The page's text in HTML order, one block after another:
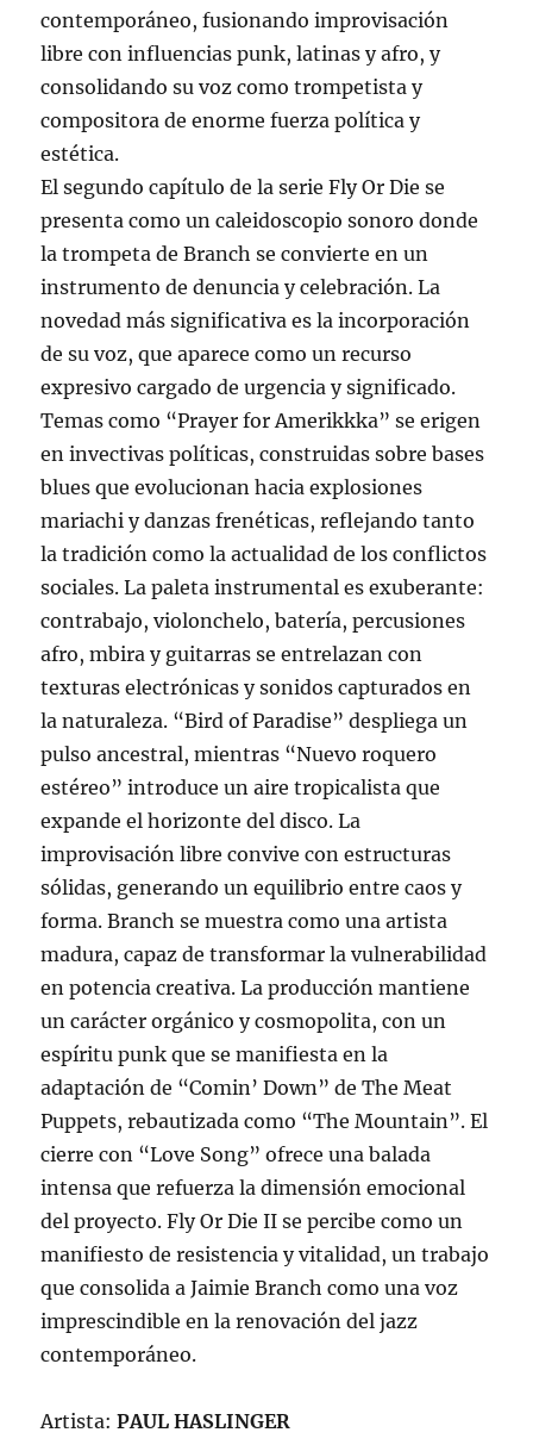
contemporáneo, fusionando improvisación
libre con influencias punk, latinas y afro, y
consolidando su voz como trompetista y
compositora de enorme fuerza política y
estética.
El segundo capítulo de la serie Fly Or Die se
presenta como un caleidoscopio sonoro donde
la trompeta de Branch se convierte en un
instrumento de denuncia y celebración. La
novedad más significativa es la incorporación
de su voz, que aparece como un recurso
expresivo cargado de urgencia y significado.
Temas como “Prayer for Amerikkka” se erigen
en invectivas políticas, construidas sobre bases
blues que evolucionan hacia explosiones
mariachi y danzas frenéticas, reflejando tanto
la tradición como la actualidad de los conflictos
sociales. La paleta instrumental es exuberante:
contrabajo, violonchelo, batería, percusiones
afro, mbira y guitarras se entrelazan con
texturas electrónicas y sonidos capturados en
la naturaleza. “Bird of Paradise” despliega un
pulso ancestral, mientras “Nuevo roquero
estéreo” introduce un aire tropicalista que
expande el horizonte del disco. La
improvisación libre convive con estructuras
sólidas, generando un equilibrio entre caos y
forma. Branch se muestra como una artista
madura, capaz de transformar la vulnerabilidad
en potencia creativa. La producción mantiene
un carácter orgánico y cosmopolita, con un
espíritu punk que se manifiesta en la
adaptación de “Comin’ Down” de The Meat
Puppets, rebautizada como “The Mountain”. El
cierre con “Love Song” ofrece una balada
intensa que refuerza la dimensión emocional
del proyecto. Fly Or Die II se percibe como un
manifiesto de resistencia y vitalidad, un trabajo
que consolida a Jaimie Branch como una voz
imprescindible en la renovación del jazz
contemporáneo.
Artista:PAUL HASLINGER